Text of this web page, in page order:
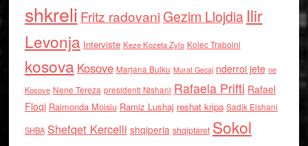
shkreli Fritz radovaniGezim Llojdia Ilir
Levonja Interviste Keze Kozeta Zylo Kolec Traboini
kosova Kosove Marjana Bulku Murat Gecaj nderroi jete ne
Kosove Nene Tereza presidenti Nishani Rafaela Prifti Rafael
Floqi Raimonda Moisiu Ramiz Lushaj reshat kripa Sadik Elshani
SHBA Shefqet Kercelli shqiperia shqiptaret Sokol